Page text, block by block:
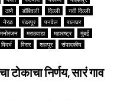
ठाणे डोंबिवली दिल्ली
नवी दिल्ली
नेरळ पंढरपूर पनवेल
पालघर
मनोरंजन मराठवाडा महाराष्ट्र
मुंबई
विदर्भ विरार शहापूर
संपादकीय
निर्णय, सारं गाव